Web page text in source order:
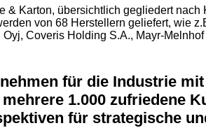
Karton, übersichtlich gegliedert nach
von 68 Herstellern geliefert, wie
Coveris Holding S.A., Mayr-
für die Industrie
1.000 zufriedene
für strategische